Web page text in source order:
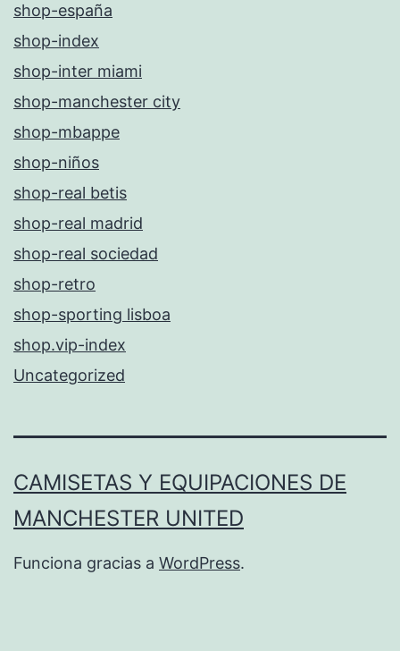
shop-españa
shop-index
shop-inter miami
shop-manchester city
shop-mbappe
shop-niños
shop-real betis
shop-real madrid
shop-real sociedad
shop-retro
shop-sporting lisboa
shop.vip-index
Uncategorized
CAMISETAS Y EQUIPACIONES DE
MANCHESTER UNITED
Funciona gracias a WordPress.